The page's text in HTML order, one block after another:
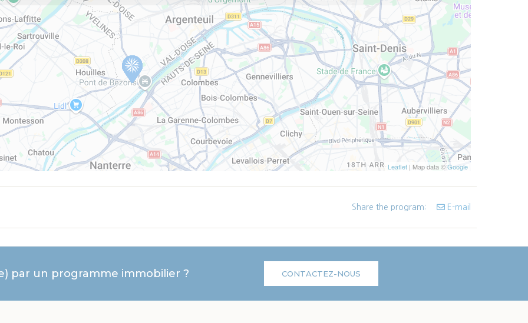
Leaflet | Map data ©Google
Share the program: E-mail
par un programme immobilier ? CONTACTEZ-NOUS